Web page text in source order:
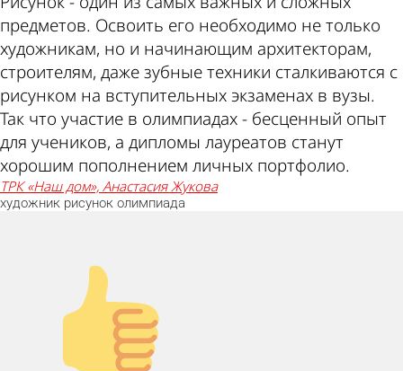
предметов. Освоить его необходимо не только
художникам, но и начинающим архитекторам,
строителям, даже зубные техники сталкиваются с
рисунком на вступительных экзаменах в вузы.
Так что участие в олимпиадах - бесценный опыт
для учеников, а дипломы лауреатов станут
хорошим пополнением личных портфолио.
ТРК «Наш дом», Анастасия Жукова
художник рисунок олимпиада
Палец вверх!